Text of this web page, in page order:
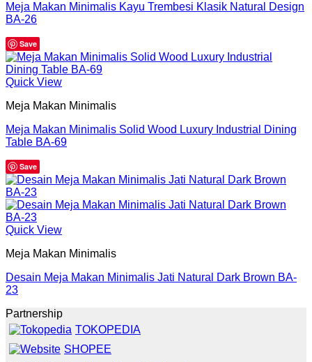
Meja Makan Minimalis Kayu Trembesi Klasik Natural Design
BA-26
Save
Quick View
Meja Makan Minimalis
Meja Makan Minimalis Solid Wood Luxury Industrial Dining
Table BA-69
Save
Quick View
Meja Makan Minimalis
Desain Meja Makan Minimalis Jati Natural Dark Brown BA-
23
Partnership
TOKOPEDIA
SHOPEE